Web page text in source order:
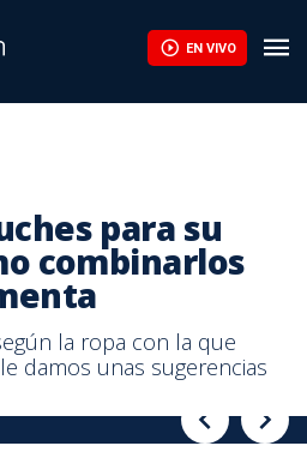
EN VIVO
para su
combinarlos
la ropa con la que
damos unas sugerencias